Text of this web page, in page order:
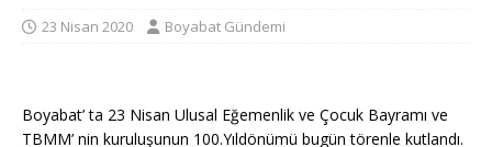
23 Nisan 2020 Boyabat Gündemi
Boyabat’ ta 23 Nisan Ulusal Eğemenlik ve Çocuk Bayramı ve
TBMM’ nin kuruluşunun 100.Yıldönümü bugün törenle kutlandı.